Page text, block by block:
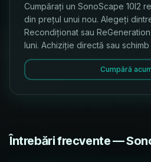
Cumpărați un SonoScape 10I2
din prețul unui nou. Alegeți
Recondiționat sau
luni. Achiziție directă sau
Cumpără
Întrebări frecvente —